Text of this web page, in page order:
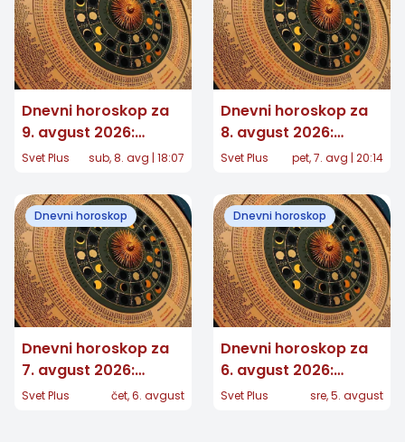
Dnevni horoskop za
9. avgust 2026:
Nekome stiže važna
konačno preseca
Svet Plus sub, 8. avg | 18:07
Dnevni horoskop za
8. avgust 2026:
Jedan znak dobija
čekao, a nekome se
vraća stara ljubav
Svet Plus pet, 7. avg | 20:14
Dnevni horoskop
Dnevni horoskop za
7. avgust 2026:
Jedan znak dobija
Svet Plus čet, 6. avgust
Dnevni horoskop
Dnevni horoskop za
6. avgust 2026:
Jedan znak donosi
Svet Plus sre, 5. avgust